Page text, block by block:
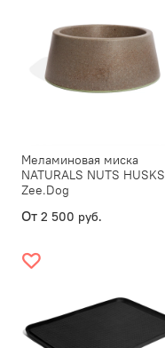
Меламиновая миска
NATURALS NUTS HUSKS
Zee.Dog
От 2 500 руб.